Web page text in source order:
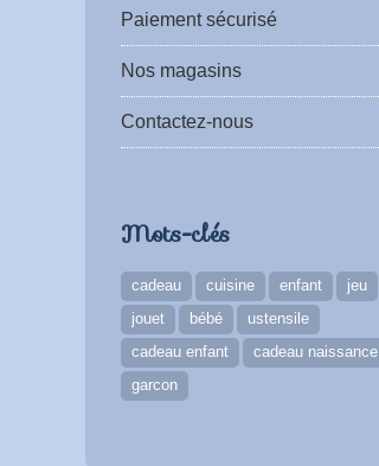
Paiement sécurisé
Nos magasins
Contactez-nous
Mots-clés
cadeau cuisine enfant
jeu
jouet
bébé
ustensile
cadeau enfant
cadeau naissance
garcon